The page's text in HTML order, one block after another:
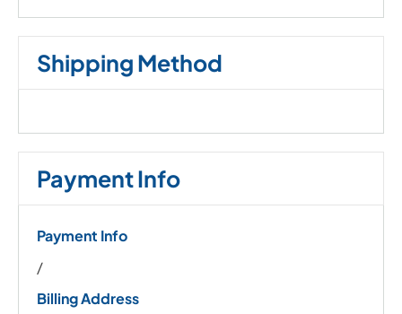
Shipping Method
Payment Info
Payment Info
/
Billing Address